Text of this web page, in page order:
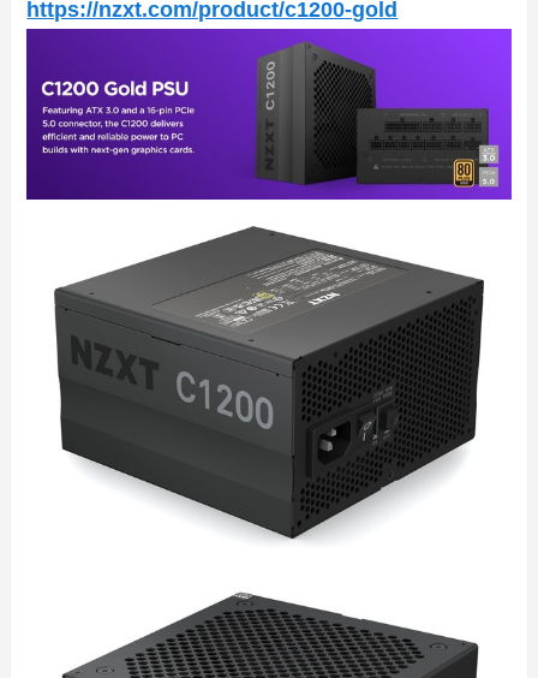
https://nzxt.com/product/c1200-gold